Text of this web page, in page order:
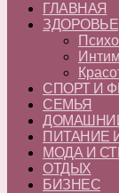
ГЛАВНАЯ
ЗДОРОВЬЕ
Интим
СПОРТ И
СЕМЬЯ
ПИТАНИЕ
МОДА И
ОТДЫХ
БИЗНЕС